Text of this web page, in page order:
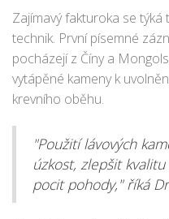
ke snížení zánětu a
intenzivní práci.
Zajímavý fakturoka se
technik. První písemné
pocházejí z Číny a
vytápěné kameny k
krevního oběhu.
"Použití lávových
úzkost, zlepšit
pocit pohody," říká